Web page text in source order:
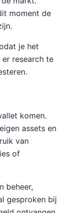
moment de
je het
research te
komen.
assets en
van
of
beheer,
gesproken bij